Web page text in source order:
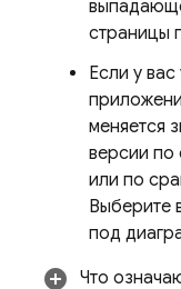
страницы
Если у
меняется
версии по
или по
Выберите
под
Что